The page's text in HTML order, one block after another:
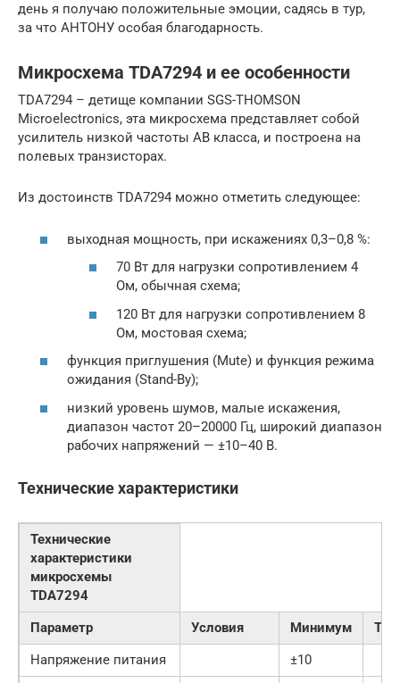
день я получаю положительные эмоции, садясь в тур,
за что АНТОНУ особая благодарность.
Микросхема TDA7294 и ее особенности
TDA7294 – детище компании SGS-THOMSON
Microelectronics, эта микросхема представляет собой
усилитель низкой частоты AB класса, и построена на
полевых транзисторах.
Из достоинств TDA7294 можно отметить следующее:
выходная мощность, при искажениях 0,3–0,8 %:
70 Вт для нагрузки сопротивлением 4
Ом, обычная схема;
120 Вт для нагрузки сопротивлением 8
Ом, мостовая схема;
функция приглушения (Mute) и функция режима
ожидания (Stand-By);
низкий уровень шумов, малые искажения,
диапазон частот 20–20000 Гц, широкий диапазон
рабочих напряжений — ±10–40 В.
Технические характеристики
Технические
характеристики
микросхемы
TDA7294
Параметр
Условия Минимум
Напряжение питания
±10